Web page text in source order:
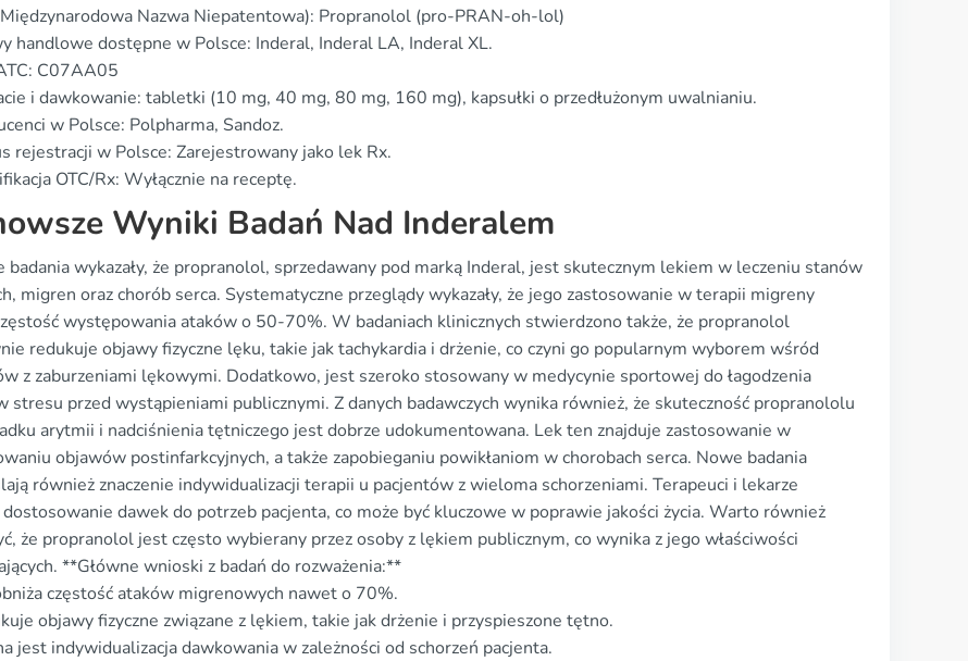
Nazwa Niepatentowa): Propranolol (pro-PRAN-oh-lol)
handlowe dostępne w Polsce: Inderal, Inderal LA, Inderal XL.
C07AA05
i dawkowanie: tabletki (10 mg, 40 mg, 80 mg, 160 mg), kapsułki o przedłużonym uwalnianiu.
w Polsce: Polpharma, Sandoz.
rejestracji w Polsce: Zarejestrowany jako lek Rx.
OTC/Rx: Wyłącznie na receptę.
Wyniki Badań Nad Inderalem
badania wykazały, że propranolol, sprzedawany pod marką Inderal, jest skutecznym lekiem w leczeniu stanów
migren oraz chorób serca. Systematyczne przeglądy wykazały, że jego zastosowanie w terapii migreny
występowania ataków o 50-70%. W badaniach klinicznych stwierdzono także, że propranolol
redukuje objawy fizyczne lęku, takie jak tachykardia i drżenie, co czyni go popularnym wyborem wśród
z zaburzeniami lękowymi. Dodatkowo, jest szeroko stosowany w medycynie sportowej do łagodzenia
stresu przed wystąpieniami publicznymi. Z danych badawczych wynika również, że skuteczność propranololu
arytmii i nadciśnienia tętniczego jest dobrze udokumentowana. Lek ten znajduje zastosowanie w
objawów postinfarkcyjnych, a także zapobieganiu powikłaniom w chorobach serca. Nowe badania
również znaczenie indywidualizacji terapii u pacjentów z wieloma schorzeniami. Terapeuci i lekarze
dostosowanie dawek do potrzeb pacjenta, co może być kluczowe w poprawie jakości życia. Warto również
że propranolol jest często wybierany przez osoby z lękiem publicznym, co wynika z jego właściwości
**Główne wnioski z badań do rozważenia:**
częstość ataków migrenowych nawet o 70%.
objawy fizyczne związane z lękiem, takie jak drżenie i przyspieszone tętno.
jest indywidualizacja dawkowania w zależności od schorzeń pacjenta.